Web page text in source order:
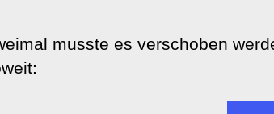
musste es verschoben